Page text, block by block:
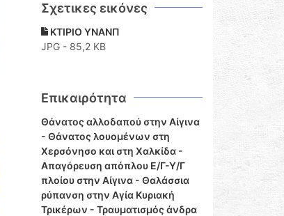
Σχετικες εικόνες
ΚΤΙΡΙΟ ΥΝΑΝΠ
JPG - 85,2 KB
Επικαιρότητα
Θάνατος αλλοδαπού στην Αίγινα
- Θάνατος λουομένων στη
Χερσόνησο και στη Χαλκίδα -
Απαγόρευση απόπλου Ε/Γ-Υ/Γ
πλοίου στην Αίγινα - Θαλάσσια
ρύπανση στην Αγία Κυριακή
Τρικέρων - Τραυματισμός άνδρα